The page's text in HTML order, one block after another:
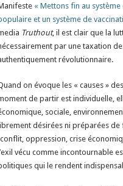
« Mettons fin au
et un système de
Truthout, il est clair que la
par une taxation
révolutionnaire.
on évoque les « causes »
de partir est individuelle,
sociale,
librement désirées ni préparées
oppression, crise
l’exil vécu comme incontournable
qui le rendent